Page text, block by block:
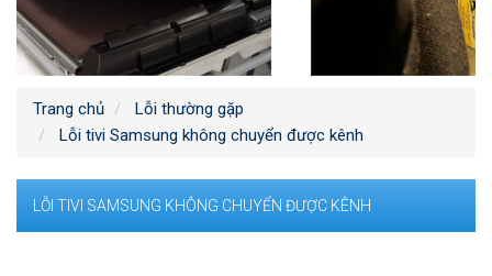
Trang chủ
Lỗi thường gặp
Lỗi tivi Samsung không chuyển được kênh
LỖI TIVI SAMSUNG KHÔNG CHUYỂN ĐƯỢC KÊNH